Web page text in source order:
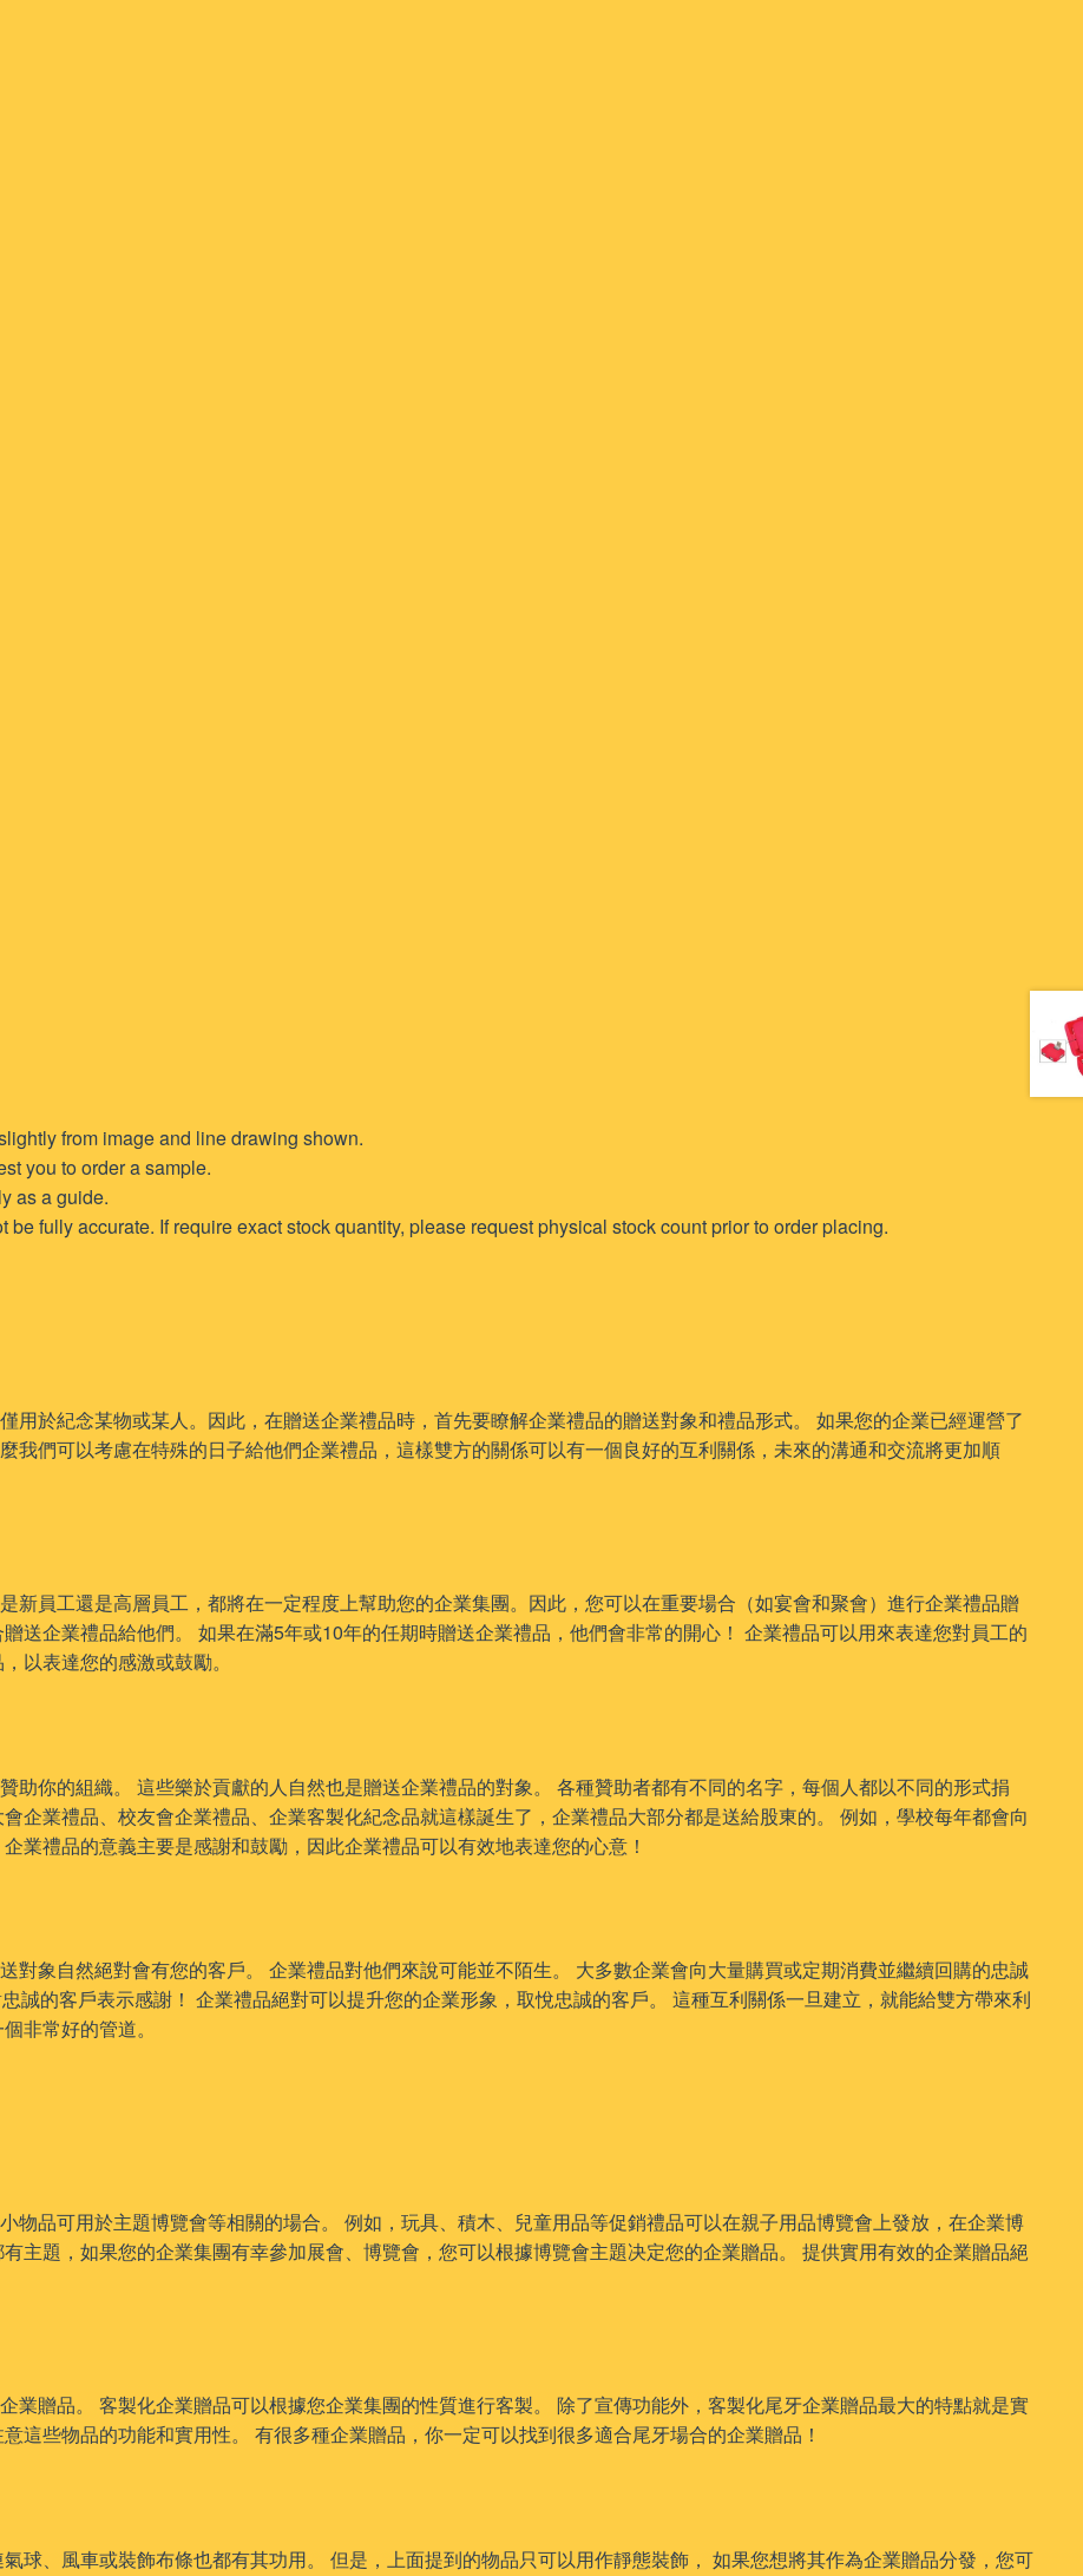
from image and line drawing shown.
you to order a sample.
as a guide.
fully accurate. If require exact stock quantity, please request physical stock count prior to order placing.
用於紀念某物或某人。因此，在贈送企業禮品時，首先要瞭解企業禮品的贈送對象和禮品形式。 如果您的企業已經運營了
我們可以考慮在特殊的日子給他們企業禮品，這樣雙方的關係可以有一個良好的互利關係，未來的溝通和交流將更加順
新員工還是高層員工，都將在一定程度上幫助您的企業集團。因此，您可以在重要場合（如宴會和聚會）進行企業禮品贈
送企業禮品給他們。 如果在滿5年或10年的任期時贈送企業禮品，他們會非常的開心！ 企業禮品可以用來表達您對員工的
以表達您的感激或鼓勵。
助你的組織。 這些樂於貢獻的人自然也是贈送企業禮品的對象。 各種贊助者都有不同的名字，每個人都以不同的形式捐
企業禮品、校友會企業禮品、企業客製化紀念品就這樣誕生了，企業禮品大部分都是送給股東的。 例如，學校每年都會向
業禮品的意義主要是感謝和鼓勵，因此企業禮品可以有效地表達您的心意！
對象自然絕對會有您的客戶。 企業禮品對他們來說可能並不陌生。 大多數企業會向大量購買或定期消費並繼續回購的忠誠
誠的客戶表示感謝！ 企業禮品絕對可以提升您的企業形象，取悅忠誠的客戶。 這種互利關係一旦建立，就能給雙方帶來利
非常好的管道。
物品可用於主題博覽會等相關的場合。 例如，玩具、積木、兒童用品等促銷禮品可以在親子用品博覽會上發放，在企業博
主題，如果您的企業集團有幸參加展會、博覽會，您可以根據博覽會主題决定您的企業贈品。 提供實用有效的企業贈品絕
業贈品。 客製化企業贈品可以根據您企業集團的性質進行客製。 除了宣傳功能外，客製化尾牙企業贈品最大的特點就是實
這些物品的功能和實用性。 有很多種企業贈品，你一定可以找到很多適合尾牙場合的企業贈品！
球、風車或裝飾布條也都有其功用。 但是，上面提到的物品只可以用作靜態裝飾， 如果您想將其作為企業贈品分發，您可